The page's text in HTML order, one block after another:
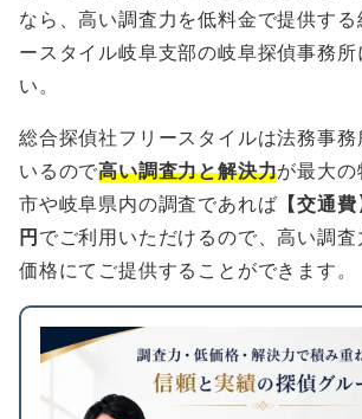
なら、高い調査力を低料金で提供する
ースタイル岐阜支部の岐阜探偵事務所
い。
総合探偵社フリースタイルは法務事務
いるので高い調査力と解決力が最大の
市や岐阜県内の調査であれば 【交通
円 でご利用いただけるので、高い調
価格にてご提供することができます。